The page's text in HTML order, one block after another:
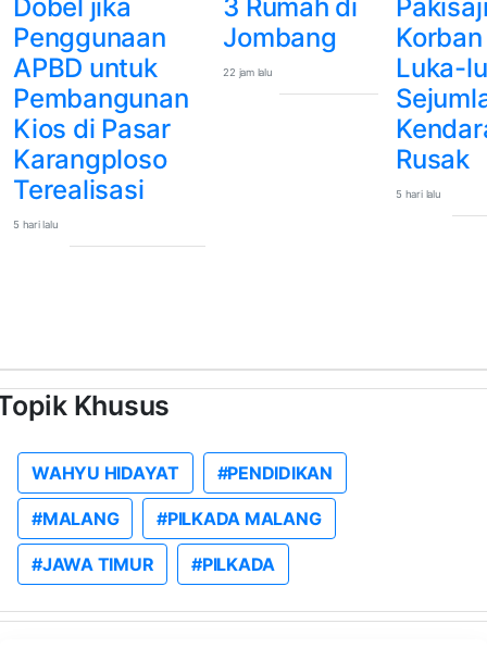
Dobel jika
Penggunaan
APBD untuk
Pembangunan
Kios di Pasar
Karangploso
Terealisasi
5 hari lalu
3 Rumah di
Jombang
22 jam lalu
Korban
Luka-
Rusak
5 hari lalu
Khusus
WAHYU HIDAYAT #PENDIDIKAN
#MALANG #PILKADA MALANG
#JAWA TIMUR #PILKADA